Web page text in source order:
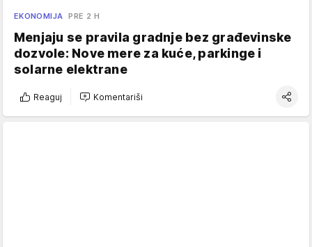
EKONOMIJA PRE 2 H
Menjaju se pravila gradnje bez građevinske
dozvole: Nove mere za kuće, parkinge i
solarne elektrane
Reaguj Komentariši